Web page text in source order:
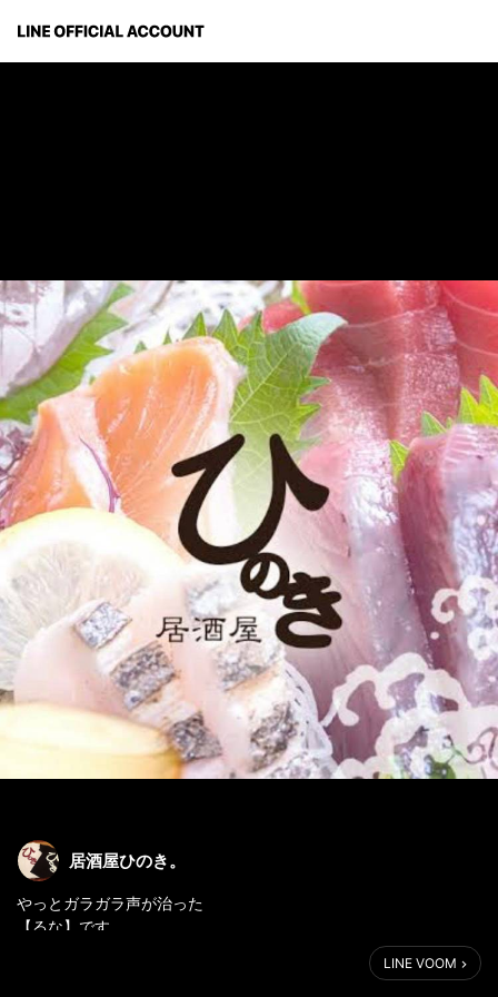
居酒屋ひのき。
やっとガラガラ声が治った
【るな】です。
あと1週間もしないで今年が終わってしまいます、💦
LINE VOOM